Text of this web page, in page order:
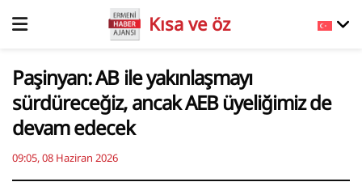
Kısa ve öz
Paşinyan: AB ile yakınlaşmayı
sürdüreceğiz, ancak AEB üyeliğimiz de
devam edecek
09:05, 08 Haziran 2026